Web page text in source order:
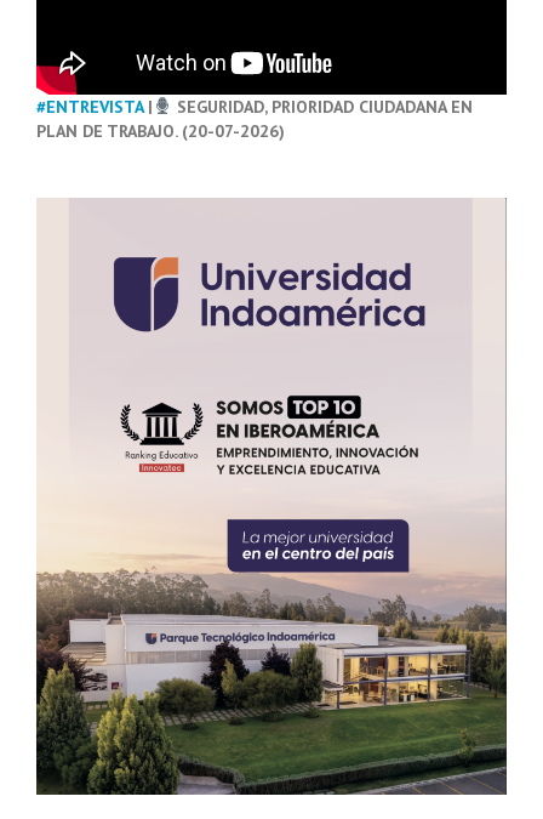
#ENTREVISTA|
SEGURIDAD, PRIORIDAD CIUDADANA EN
PLAN DE TRABAJO. (20-07-2026)